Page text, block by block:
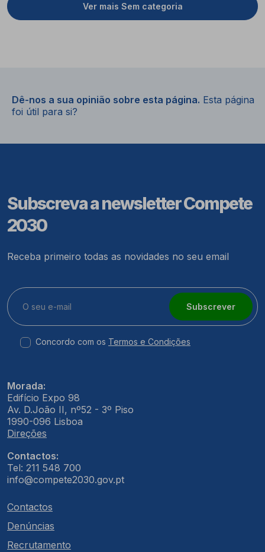
Ver mais Sem categoria
Dê-nos a sua opinião sobre esta página. Esta página
foi útil para si?
Subscreva a newsletter Compete
2030
Receba primeiro todas as novidades no seu email
Subscrever
Concordo com os Termos e Condições
Morada:
Edifício Expo 98
Av. D.João II, nº52 - 3º Piso
1990-096 Lisboa
Direções
Contactos:
Tel: 211 548 700
info@compete2030.gov.pt
Contactos
Denúncias
Recrutamento